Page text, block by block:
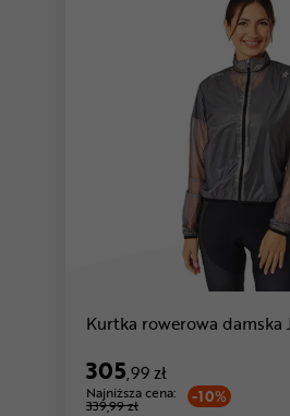
Kurtka rowerowa damska
305,99 zł
-10%
Najniższa cena:
339,99 zł